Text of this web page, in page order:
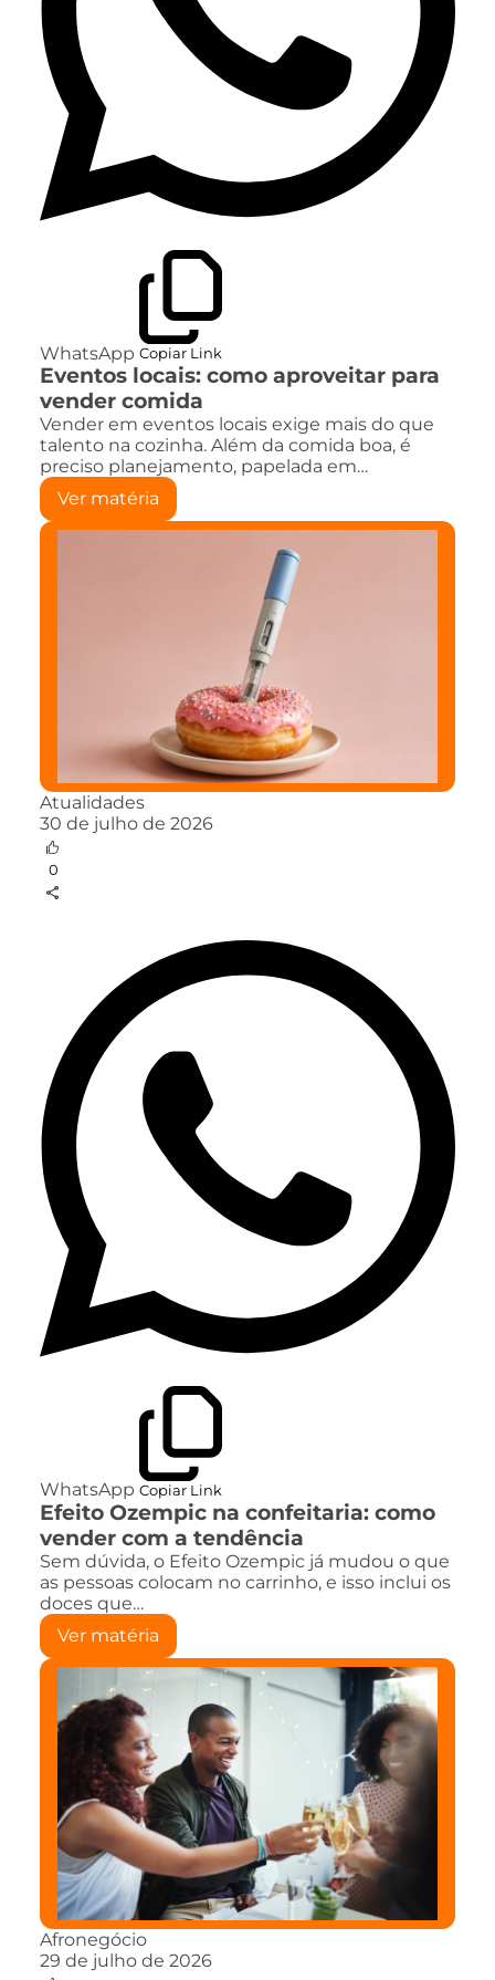
WhatsApp Copiar Link
Eventos locais: como aproveitar para
vender comida
Vender em eventos locais exige mais do que
talento na cozinha. Além da comida boa, é
preciso planejamento, papelada em…
Ver matéria
Atualidades
30 de julho de 2026
0
WhatsApp Copiar Link
Efeito Ozempic na confeitaria: como
vender com a tendência
Sem dúvida, o Efeito Ozempic já mudou o que
as pessoas colocam no carrinho, e isso inclui os
doces que…
Ver matéria
Afronegócio
29 de julho de 2026